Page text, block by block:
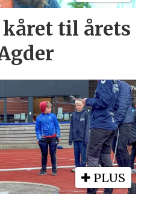
til årets
PLUS